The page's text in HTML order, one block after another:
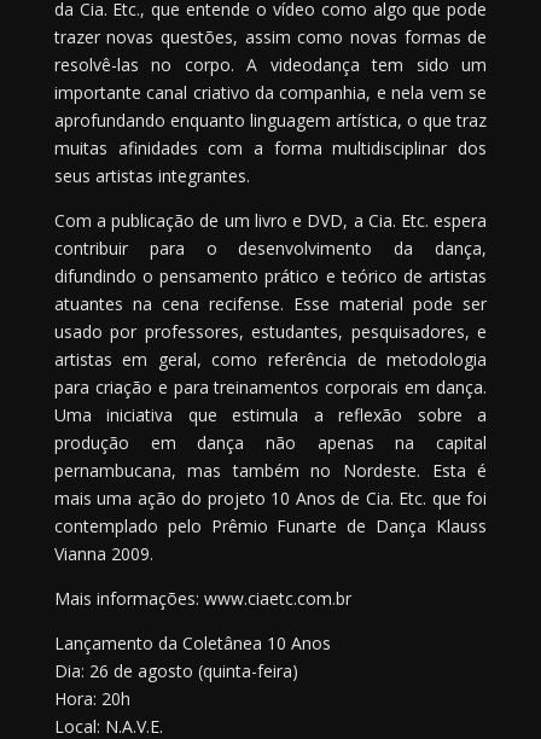
da Cia. Etc., que entende o vídeo como algo que pode
trazer novas questões, assim como novas formas de
resolvê-las no corpo. A videodança tem sido um
importante canal criativo da companhia, e nela vem se
aprofundando enquanto linguagem artística, o que traz
muitas afinidades com a forma multidisciplinar dos
seus artistas integrantes.
Com a publicação de um livro e DVD, a Cia. Etc. espera
contribuir para o desenvolvimento da dança,
difundindo o pensamento prático e teórico de artistas
atuantes na cena recifense. Esse material pode ser
usado por professores, estudantes, pesquisadores, e
artistas em geral, como referência de metodologia
para criação e para treinamentos corporais em dança.
Uma iniciativa que estimula a reflexão sobre a
produção em dança não apenas na capital
pernambucana, mas também no Nordeste. Esta é
mais uma ação do projeto 10 Anos de Cia. Etc. que foi
contemplado pelo Prêmio Funarte de Dança Klauss
Vianna 2009.
Mais informações: www.ciaetc.com.br
Lançamento da Coletânea 10 Anos
Dia: 26 de agosto (quinta-feira)
Hora: 20h
Local: N.A.V.E.